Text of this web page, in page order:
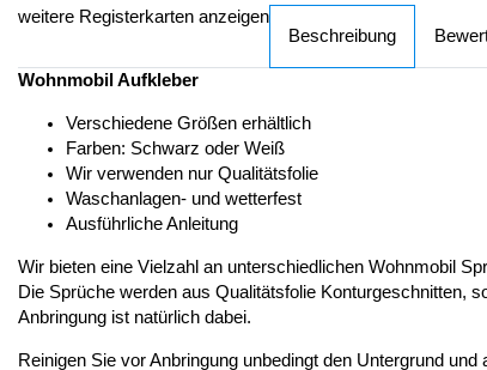
weitere Registerkarten anzeigen
Beschreibung
Wohnmobil Aufkleber
Verschiedene Größen erhältlich
Farben: Schwarz oder Weiß
Wir verwenden nur Qualitätsfolie
Waschanlagen- und wetterfest
Ausführliche Anleitung
Wir bieten eine Vielzahl an unterschiedlichen Wohnmobil
Die Sprüche werden aus Qualitätsfolie Konturgeschnitten,
Anbringung ist natürlich dabei.
Reinigen Sie vor Anbringung unbedingt den Untergrund